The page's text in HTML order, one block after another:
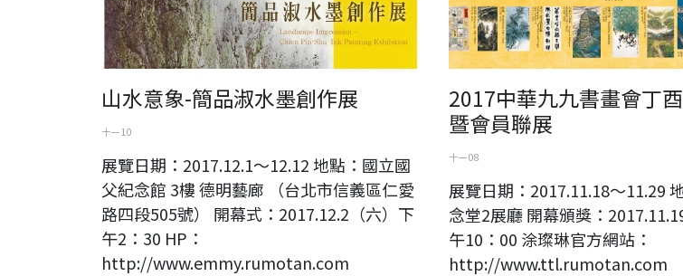
山水意象-簡品淑水墨創作展
十一 10
展覽日期：2017.12.1～12.12 地點：國立國
父紀念館 3樓 德明藝廊 （台北市信義區仁愛
路四段505號） 開幕式：2017.12.2（六）下
午2：30 HP：
http://www.emmy.rumotan.com
2017中華九九書畫會丁
暨會員聯展
十一 08
展覽日期：2017.11.18～11.29
念堂2展廳 開幕頒獎：
午10：00 涂璨琳官方網站：
http://www.ttl.rumotan.com